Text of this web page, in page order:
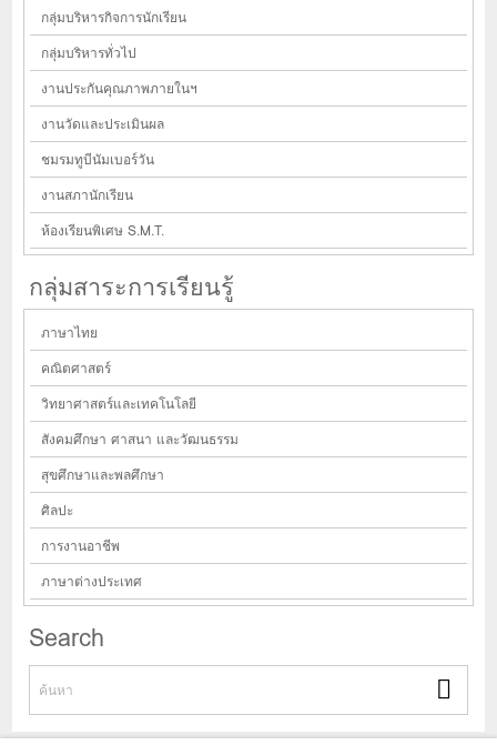
กลุ่มบริหารกิจการนักเรียน
กลุ่มบริหารทั่วไป
งานประกันคุณภาพภายในฯ
งานวัดและประเมินผล
ชมรมทูบีนัมเบอร์วัน
งานสภานักเรียน
ห้องเรียนพิเศษ S.M.T.
กลุ่มสาระการเรียนรู้
ภาษาไทย
คณิตศาสตร์
วิทยาศาสตร์และเทคโนโลยี
สังคมศึกษา ศาสนา และวัฒนธรรม
สุขศึกษาและพลศึกษา
ศิลปะ
การงานอาชีพ
ภาษาต่างประเทศ
Search